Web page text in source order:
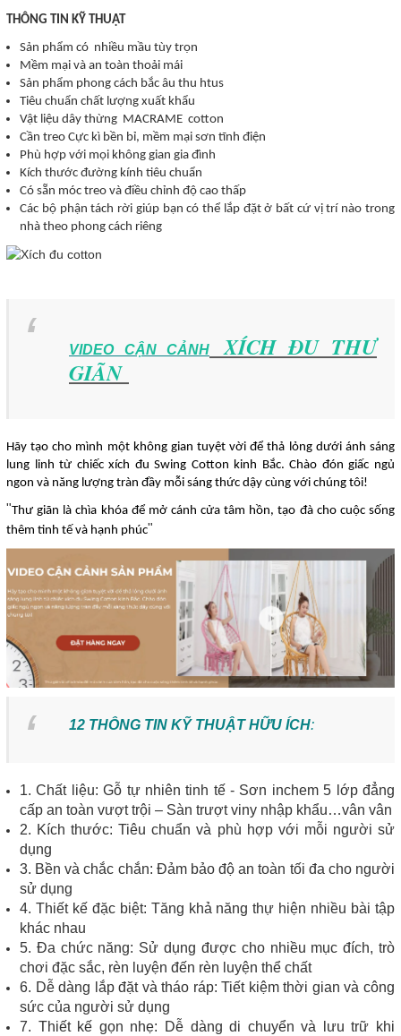
THÔNG TIN KỸ THUẬT
Sản phẩm có nhiều mầu tùy trọn
Mềm mại và an toàn thoải mái
Sản phẩm phong cách bắc âu thu htus
Tiêu chuẩn chất lượng xuất khẩu
Vật liệu dây thừng MACRAME cotton
Cần treo Cực kì bền bỉ, mềm mại sơn tĩnh điện
Phù hợp với mọi không gian gia đình
Kích thước đường kính tiêu chuẩn
Có sẵn móc treo và điều chỉnh độ cao thấp
Các bộ phận tách rời giúp bạn có thể lắp đặt ở bất cứ vị trí nào trong
nhà theo phong cách riêng
VIDEO CẬN CẢNH
XÍCH ĐU THƯ
GIÃN
Hãy tạo cho mình một không gian tuyệt vời để thả lỏng dưới ánh sáng
lung linh từ chiếc xích đu Swing Cotton kinh Bắc. Chào đón giấc ngủ
ngon và năng lượng tràn đầy mỗi sáng thức dậy cùng với chúng tôi!
"Thư giãn là chìa khóa để mở cánh cửa tâm hồn, tạo đà cho cuộc sống
thêm tinh tế và hạnh phúc"
12 THÔNG TIN KỸ THUẬT HỮU ÍCH:
1. Chất liệu: Gỗ tự nhiên tinh tế - Sơn inchem 5 lớp đẳng
cấp an toàn vượt trội – Sàn trượt viny nhập khẩu…vân vân
2. Kích thước: Tiêu chuẩn và phù hợp với mỗi người sử
dụng
3. Bền và chắc chắn: Đảm bảo độ an toàn tối đa cho người
sử dụng
4. Thiết kế đặc biệt: Tăng khả năng thự hiện nhiều bài tập
khác nhau
5. Đa chức năng: Sử dụng được cho nhiều mục đích, trò
chơi đặc sắc, rèn luyện đến rèn luyện thể chất
6. Dễ dàng lắp đặt và tháo ráp: Tiết kiệm thời gian và công
sức của người sử dụng
7. Thiết kế gọn nhẹ: Dễ dàng di chuyển và lưu trữ khi